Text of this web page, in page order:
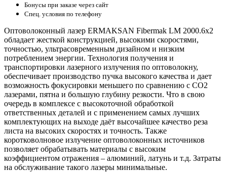
Бонусы при заказе через сайт
Спец. условия по телефону
Оптоволоконный лазер ERMAKSAN Fibermak LM 2000.6x2
обладает жесткой конструкцией, высокими скоростями,
точностью, ультрасовременным дизайном и низким
потреблением энергии. Технология получения и
транспортировки лазерного излучения по оптоволокну,
обеспечивает производство пучка высокого качества и дает
возможность фокусировки меньшего по сравнению с СО2
лазерами, пятна и большую глубину резкости. Что в свою
очередь в комплексе с высокоточной обработкой
ответственных деталей и с применением самых лучших
комплектующих на выходе даёт высочайшее качество реза
листа на высоких скоростях и точность. Также
коротковолновое излучение оптоволоконных источников
позволяет обрабатывать материалы с высоким
коэффициентом отражения – алюминий, латунь и т.д. Затраты
на обслуживание такого лазеры минимальные.